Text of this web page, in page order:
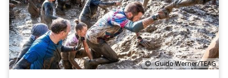
Guido Werner/TEAG